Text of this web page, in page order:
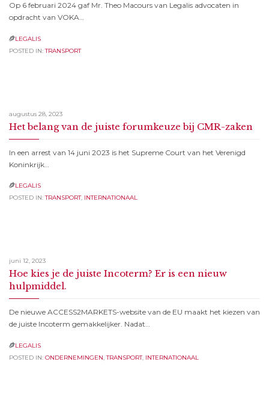
Op 6 februari 2024 gaf Mr. Theo Macours van Legalis advocaten in
opdracht van VOKA…
LEGALIS
POSTED IN:TRANSPORT
augustus 28, 2023
Het belang van de juiste forumkeuze bij CMR-zaken
In een arrest van 14 juni 2023 is het Supreme Court van het Verenigd
Koninkrijk…
LEGALIS
POSTED IN:TRANSPORT, INTERNATIONAAL
juni 12, 2023
Hoe kies je de juiste Incoterm? Er is een nieuw
hulpmiddel.
De nieuwe ACCESS2MARKETS-website van de EU maakt het kiezen van
de juiste Incoterm gemakkelijker. Nadat…
LEGALIS
POSTED IN: ONDERNEMINGEN ,TRANSPORT, INTERNATIONAAL